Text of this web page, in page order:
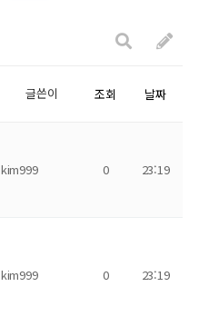
글쓴이 조회 날짜
kim999 0 23:19
kim999 0 23:19